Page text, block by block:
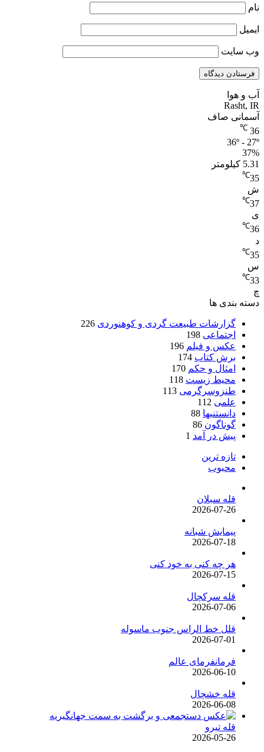
نام
ایمیل
وب‌ سایت
آب و هوا
Rasht, IR
آسمانی صاف
36
℃
36º - 27º
37%
5.31 کیلومتر
35
℃
ش
37
℃
ی
36
℃
د
35
℃
س
33
℃
چ
دسته بندی ها
گزارشات طبیعت گردی و کوهنوردی 226
اجتماعی 198
عکس و فیلم 196
برش کتاب 174
امثال و حکم 170
محیط زیست 118
طنزوسرگرمی 113
علمی 112
دانستنیها 88
گوناگون 86
پیش در آمد 1
تازه ترین
محبوب
قله سبلان
2026-07-26
پیمایش شبانه
2026-07-18
هر چه کنی به خود کنی
2026-07-15
قله سرکچال
2026-07-06
قلل خط الراس جنوب ماسوله
2026-07-01
فرمانفرمای عالم
2026-06-10
قله خشچال
2026-06-08
قله تیرو
2026-05-26